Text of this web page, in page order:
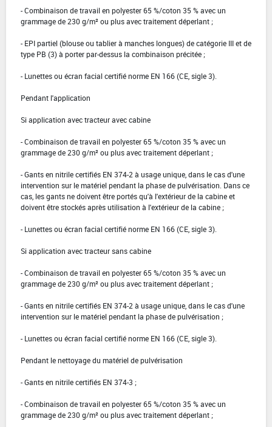
- Combinaison de travail en polyester 65 %/coton 35 % avec un
grammage de 230 g/m² ou plus avec traitement déperlant ;
- EPI partiel (blouse ou tablier à manches longues) de catégorie III et de
type PB (3) à porter par-dessus la combinaison précitée ;
- Lunettes ou écran facial certifié norme EN 166 (CE, sigle 3).
Pendant l'application
Si application avec tracteur avec cabine
- Combinaison de travail en polyester 65 %/coton 35 % avec un
grammage de 230 g/m² ou plus avec traitement déperlant ;
- Gants en nitrile certifiés EN 374-2 à usage unique, dans le cas d'une
intervention sur le matériel pendant la phase de pulvérisation. Dans ce
cas, les gants ne doivent être portés qu'à l'extérieur de la cabine et
doivent être stockés après utilisation à l'extérieur de la cabine ;
- Lunettes ou écran facial certifié norme EN 166 (CE, sigle 3).
Si application avec tracteur sans cabine
- Combinaison de travail en polyester 65 %/coton 35 % avec un
grammage de 230 g/m² ou plus avec traitement déperlant ;
- Gants en nitrile certifiés EN 374-2 à usage unique, dans le cas d'une
intervention sur le matériel pendant la phase de pulvérisation ;
- Lunettes ou écran facial certifié norme EN 166 (CE, sigle 3).
Pendant le nettoyage du matériel de pulvérisation
- Gants en nitrile certifiés EN 374-3 ;
- Combinaison de travail en polyester 65 %/coton 35 % avec un
grammage de 230 g/m² ou plus avec traitement déperlant ;